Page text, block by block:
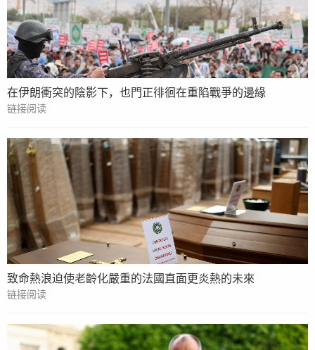
在伊朗衝突的陰影下，也門正徘徊在重陷戰爭的邊緣
链接阅读
致命熱浪迫使老齡化嚴重的法國直面更炎熱的未來
链接阅读